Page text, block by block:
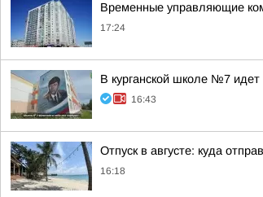
Временные управляющие
17:24
В курганской школе №7
16:43
Отпуск в августе: куда
16:18